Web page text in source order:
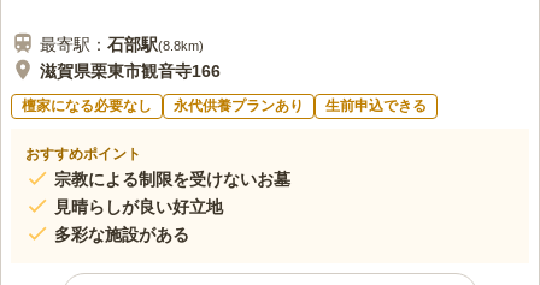
最寄駅： 石部駅(8.8km)
滋賀県栗東市観音寺166
檀家になる必要なし 永代供養プランあり 生前申込できる
おすすめポイント
宗教による制限を受けないお墓
見晴らしが良い好立地
多彩な施設がある